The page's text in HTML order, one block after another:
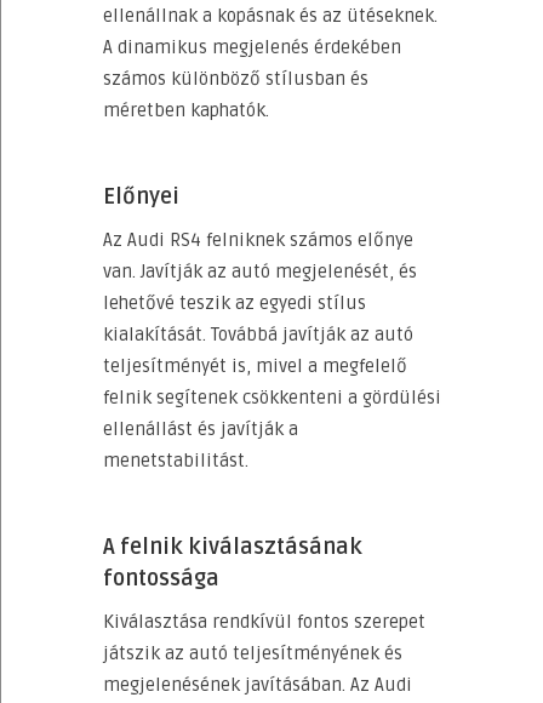
ellenállnak a kopásnak és az ütéseknek.
A dinamikus megjelenés érdekében
számos különböző stílusban és
méretben kaphatók.
Előnyei
Az Audi RS4 felniknek számos előnye
van. Javítják az autó megjelenését, és
lehetővé teszik az egyedi stílus
kialakítását. Továbbá javítják az autó
teljesítményét is, mivel a megfelelő
felnik segítenek csökkenteni a gördülési
ellenállást és javítják a
menetstabilitást.
A felnik kiválasztásának
fontossága
Kiválasztása rendkívül fontos szerepet
játszik az autó teljesítményének és
megjelenésének javításában. Az Audi